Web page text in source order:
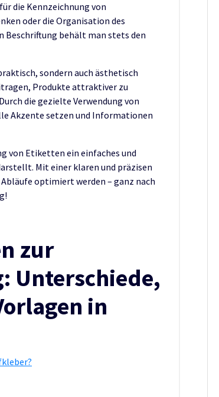
die Kennzeichnung von
oder die Organisation des
Beschriftung behält man stets den
sondern auch ästhetisch
Produkte attraktiver zu
die gezielte Verwendung von
Akzente setzen und Informationen
von Etiketten ein einfaches und
Mit einer klaren und präzisen
optimiert werden – ganz nach
zur
Unterschiede,
in